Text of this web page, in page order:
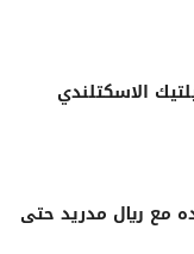
الاسكتلندي
مع ريال مدريد حتى